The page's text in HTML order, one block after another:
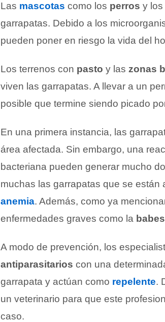
Las mascotas como los perros y los
garrapatas. Debido a los
pueden poner en riesgo la vida del
Los terrenos con pasto y las zonas
viven las garrapatas. A llevar a un
posible que termine siendo picado
En una primera instancia, las
área afectada. Sin embargo, una
bacteriana pueden generar mucho
muchas las garrapatas que se
anemia. Además, como ya
enfermedades graves como la
A modo de prevención, los
antiparasitarios con una
garrapata y actúan como repelente.
un veterinario para que este
caso.